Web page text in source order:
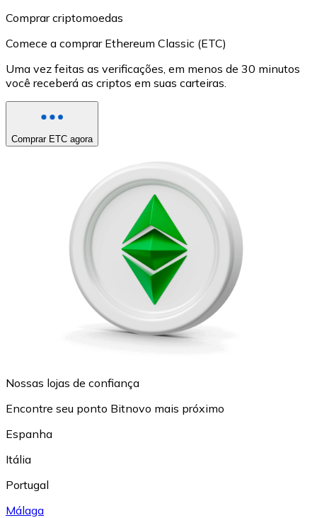
Comprar criptomoedas
Comece a comprar Ethereum Classic (ETC)
Uma vez feitas as verificações, em menos de 30 minutos
você receberá as criptos em suas carteiras.
Comprar ETC agora
Nossas lojas de confiança
Encontre seu ponto Bitnovo mais próximo
Espanha
Itália
Portugal
Málaga